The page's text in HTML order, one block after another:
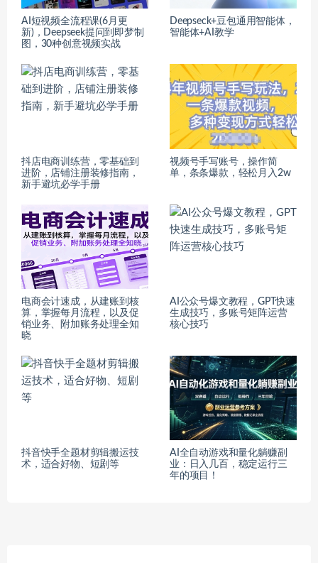
AI短视频全流程课(6月更
新)，Deepseek提问到即梦制
图，30种创意视频实战
Deepseck+豆包通用智能体，
智能体+AI教学
抖店电商训练营，零基础到
进阶，店铺注册装修指南，
新手避坑必学手册
视频号手写账号，操作简
单，条条爆款，轻松月入2w
电商会计速成，从建账到核
算，掌握每月流程，以及促
销业务、附加账务处理全知
晓
AI公众号爆文教程，GPT快速
生成技巧，多账号矩阵运营
核心技巧
抖音快手全题材剪辑搬运技
术，适合好物、短剧等
AI全自动游戏和量化躺赚副
业：日入几百，稳定运行三
年的项目！